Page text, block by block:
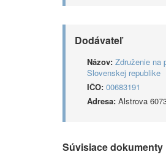
Dodávateľ
Názov: Združenie na
Slovenskej republike
IČO: 00683191
Adresa: Alstrova
Súvisiace dokumenty